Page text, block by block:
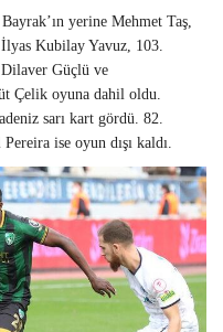
yerine Mehmet Taş,
Kubilay Yavuz, 103.
Dilaver Güçlü ve
Çelik oyuna dahil oldu.
sarı kart gördü. 82.
ise oyun dışı kaldı.